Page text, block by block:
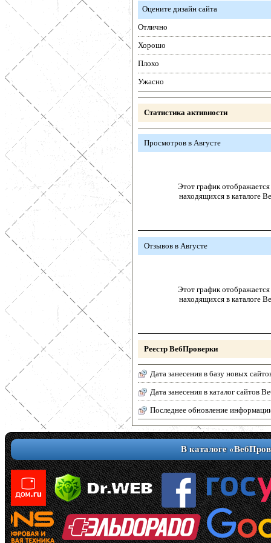
Оцените дизайн сайта
Отлично
Хорошо
Плохо
Ужасно
Статистика активности
Просмотров в Августе
Этот график отображается
находящихся в каталоге
Отзывов в Августе
Этот график отображается
находящихся в каталоге
Реестр ВебПроверки
Дата занесения в базу новых
Дата занесения в каталог сайтов
Последнее обновление
В каталоге